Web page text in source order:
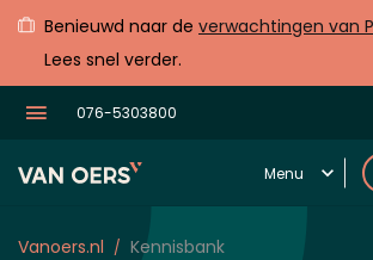
Benieuwd naar de verwachtingen van
Lees snel verder.
076-5303800
Menu
Vanoers.nl Kennisbank